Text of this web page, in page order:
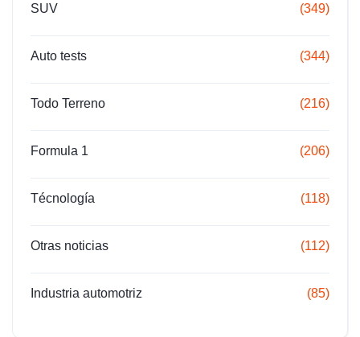
SUV (349)
Auto tests (344)
Todo Terreno (216)
Formula 1 (206)
Técnología (118)
Otras noticias (112)
Industria automotriz (85)